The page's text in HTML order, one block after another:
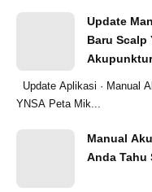
Update
Baru
YNSA Peta Mik...
Manual
Anda Tahu